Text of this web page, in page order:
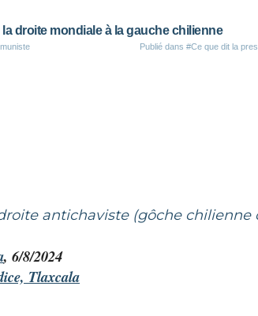
droite mondiale à la gauche chilienne
Publié dans #Ce que dit la
antichaviste (gôche chilienne
, 6/8/2024
Tlaxcala